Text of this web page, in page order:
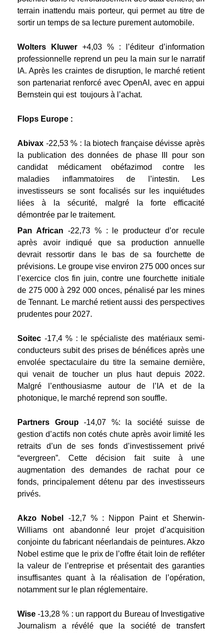
terrain inattendu mais porteur, qui permet au titre de
sortir un temps de sa lecture purement automobile.
Wolters Kluwer +4,03 % : l’éditeur d’information
professionnelle reprend un peu la main sur le narratif
IA. Après les craintes de disruption, le marché retient
son partenariat renforcé avec OpenAI, avec en appui
Bernstein qui est toujours à l’achat.
Flops Europe :
Abivax -22,53 % : la biotech française dévisse après
la publication des données de phase III pour son
candidat médicament obéfazimod contre les
maladies inflammatoires de l’intestin. Les
investisseurs se sont focalisés sur les inquiétudes
liées à la sécurité, malgré la forte efficacité
démontrée par le traitement.
Pan African -22,73 % : le producteur d’or recule
après avoir indiqué que sa production annuelle
devrait ressortir dans le bas de sa fourchette de
prévisions. Le groupe vise environ 275 000 onces sur
l’exercice clos fin juin, contre une fourchette initiale
de 275 000 à 292 000 onces, pénalisé par les mines
de Tennant. Le marché retient aussi des perspectives
prudentes pour 2027.
Soitec -17,4 % : le spécialiste des matériaux semi-
conducteurs subit des prises de bénéfices après une
envolée spectaculaire du titre la semaine dernière,
qui venait de toucher un plus haut depuis 2022.
Malgré l’enthousiasme autour de l’IA et de la
photonique, le marché reprend son souffle.
Partners Group-14,07 %: la société suisse de
gestion d’actifs non cotés chute après avoir limité les
retraits d’un de ses fonds d’investissement privé
“evergreen”. Cette décision fait suite à une
augmentation des demandes de rachat pour ce
fonds, principalement détenu par des investisseurs
privés.
Akzo Nobel -12,7 % : Nippon Paint et Sherwin-
Williams ont abandonné leur projet d’acquisition
conjointe du fabricant néerlandais de peintures. Akzo
Nobel estime que le prix de l’offre était loin de refléter
la valeur de l’entreprise et présentait des garanties
insuffisantes quant à la réalisation de l’opération,
notamment sur le plan réglementaire.
Wise-13,28 % : un rapport du Bureau of Investigative
Journalism a révélé que la société de transfert